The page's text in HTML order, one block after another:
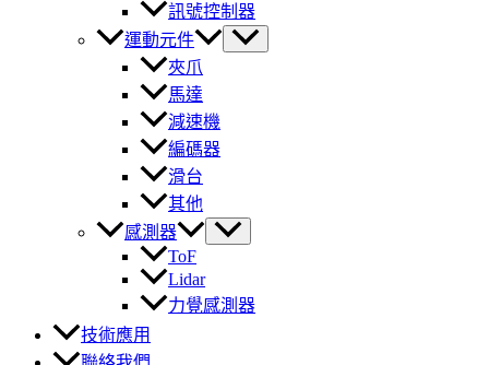
訊號控制器
運動元件
夾爪
馬達
減速機
編碼器
滑台
其他
感測器
ToF
Lidar
力覺感測器
技術應用